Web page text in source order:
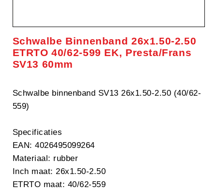
Schwalbe Binnenband 26x1.50-2.50
ETRTO 40/62-599 EK, Presta/Frans
SV13 60mm
Schwalbe binnenband SV13 26x1.50-2.50 (40/62-
559)
Specificaties
EAN: 4026495099264
Materiaal: rubber
Inch maat: 26x1.50-2.50
ETRTO maat: 40/62-559